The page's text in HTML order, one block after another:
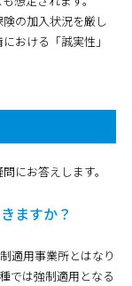
の加入状況を厳し
おける「誠実性」
にお答えします。
ますか？
適用事業所とはなり
では強制適用となる